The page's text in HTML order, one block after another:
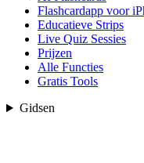
Flashcardapp voor
Educatieve Strips
Live Quiz Sessies
Prijzen
Alle Functies
Gratis Tools
Gidsen